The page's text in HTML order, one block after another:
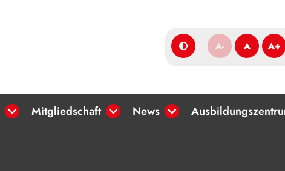
A- A A+
Mitgliedschaft News